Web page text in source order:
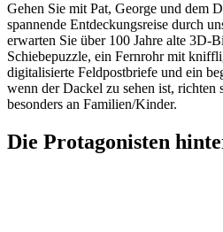
Gehen Sie mit Pat, George und dem
spannende Entdeckungsreise durch
erwarten Sie über 100 Jahre alte 3D-
Schiebepuzzle, ein Fernrohr mit
digitalisierte Feldpostbriefe und ein
wenn der Dackel zu sehen ist, richten
besonders an Familien/Kinder.
Die Protagonisten